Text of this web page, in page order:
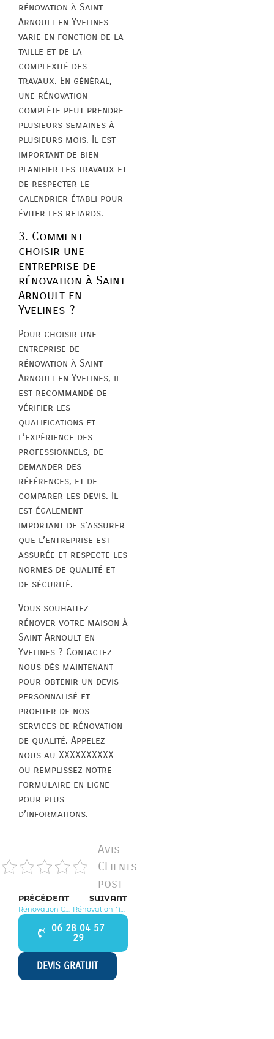
rénovation à Saint
Arnoult en Yvelines
varie en fonction de la
taille et de la
complexité des
travaux. En général,
une rénovation
complète peut prendre
plusieurs semaines à
plusieurs mois. Il est
important de bien
planifier les travaux et
de respecter le
calendrier établi pour
éviter les retards.
3. Comment
choisir une
entreprise de
rénovation à Saint
Arnoult en
Yvelines ?
Pour choisir une
entreprise de
rénovation à Saint
Arnoult en Yvelines, il
est recommandé de
vérifier les
qualifications et
l’expérience des
professionnels, de
demander des
références, et de
comparer les devis. Il
est également
important de s’assurer
que l’entreprise est
assurée et respecte les
normes de qualité et
de sécurité.
Vous souhaitez
rénover votre maison à
Saint Arnoult en
Yvelines ? Contactez-
nous dès maintenant
pour obtenir un devis
personnalisé et
profiter de nos
services de rénovation
de qualité. Appelez-
nous au XXXXXXXXXX
ou remplissez notre
formulaire en ligne
pour plus
d’informations.
Avis
CLients
post
PRÉCÉDENT SUIVANT
06 28 04 57
29
DEVIS GRATUIT